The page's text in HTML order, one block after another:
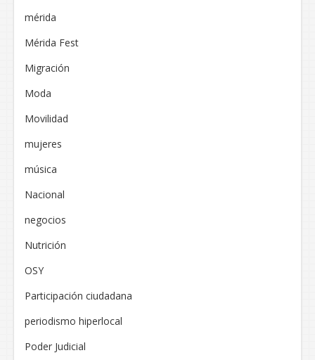
mérida
Mérida Fest
Migración
Moda
Movilidad
mujeres
música
Nacional
negocios
Nutrición
OSY
Participación ciudadana
periodismo hiperlocal
Poder Judicial